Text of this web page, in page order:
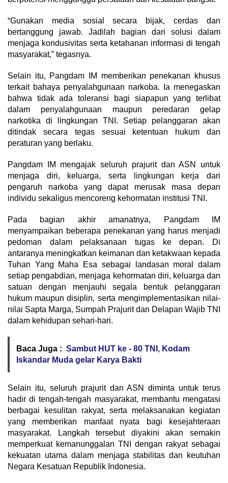
“Gunakan media sosial secara bijak, cerdas dan
bertanggung jawab. Jadilah bagian dari solusi dalam
menjaga kondusivitas serta ketahanan informasi di tengah
masyarakat,” tegasnya.
Selain itu, Pangdam IM memberikan penekanan khusus
terkait bahaya penyalahgunaan narkoba. Ia menegaskan
bahwa tidak ada toleransi bagi siapapun yang terlibat
dalam penyalahgunaan maupun peredaran gelap
narkotika di lingkungan TNI. Setiap pelanggaran akan
ditindak secara tegas sesuai ketentuan hukum dan
peraturan yang berlaku.
Pangdam IM mengajak seluruh prajurit dan ASN untuk
menjaga diri, keluarga, serta lingkungan kerja dari
pengaruh narkoba yang dapat merusak masa depan
individu sekaligus mencoreng kehormatan institusi TNI.
Pada bagian akhir amanatnya, Pangdam IM
menyampaikan beberapa penekanan yang harus menjadi
pedoman dalam pelaksanaan tugas ke depan. Di
antaranya meningkatkan keimanan dan ketakwaan kepada
Tuhan Yang Maha Esa sebagai landasan moral dalam
setiap pengabdian, menjaga kehormatan diri, keluarga dan
satuan dengan menjauhi segala bentuk pelanggaran
hukum maupun disiplin, serta mengimplementasikan nilai-
nilai Sapta Marga, Sumpah Prajurit dan Delapan Wajib TNI
dalam kehidupan sehari-hari.
Baca Juga : Sambut HUT ke - 80 TNI, Kodam
Iskandar Muda gelar Karya Bakti
Selain itu, seluruh prajurit dan ASN diminta untuk terus
hadir di tengah-tengah masyarakat, membantu mengatasi
berbagai kesulitan rakyat, serta melaksanakan kegiatan
yang memberikan manfaat nyata bagi kesejahteraan
masyarakat. Langkah tersebut diyakini akan semakin
memperkuat kemanunggalan TNI dengan rakyat sebagai
kekuatan utama dalam menjaga stabilitas dan keutuhan
Negara Kesatuan Republik Indonesia.